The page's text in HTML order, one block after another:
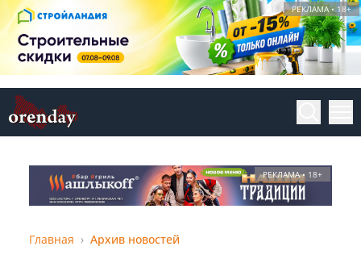
РЕКЛАМА • 18+
РЕКЛАМА • 18+
Главная Архив новостей